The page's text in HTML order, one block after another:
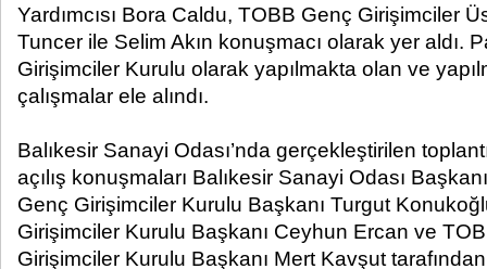
Yardımcısı Bora Caldu, TOBB Genç Girişimciler
Tuncer ile Selim Akın konuşmacı olarak yer aldı.
Girişimciler Kurulu olarak yapılmakta olan ve
çalışmalar ele alındı.
Balıkesir Sanayi Odası’nda gerçekleştirilen
açılış konuşmaları Balıkesir Sanayi Odası
Genç Girişimciler Kurulu Başkanı Turgut
Girişimciler Kurulu Başkanı Ceyhun Ercan ve
Girişimciler Kurulu Başkanı Mert Kavşut